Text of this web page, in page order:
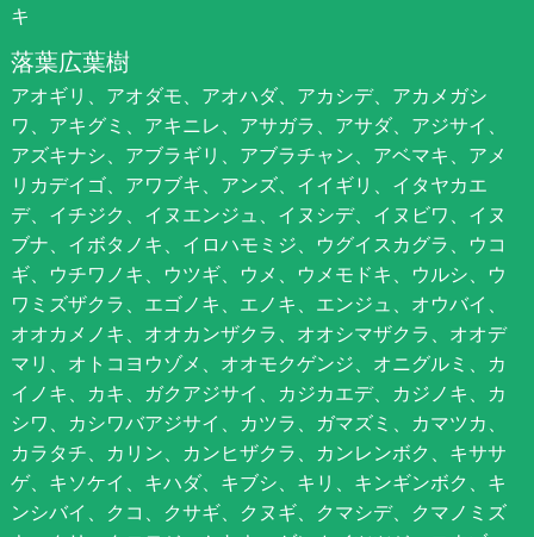
キ
落葉広葉樹
アオギリ、アオダモ、アオハダ、アカシデ、アカメガシ
ワ、アキグミ、アキニレ、アサガラ、アサダ、アジサイ、
アズキナシ、アブラギリ、アブラチャン、アベマキ、アメ
リカデイゴ、アワブキ、アンズ、イイギリ、イタヤカエ
デ、イチジク、イヌエンジュ、イヌシデ、イヌビワ、イヌ
ブナ、イボタノキ、イロハモミジ、ウグイスカグラ、ウコ
ギ、ウチワノキ、ウツギ、ウメ、ウメモドキ、ウルシ、ウ
ワミズザクラ、エゴノキ、エノキ、エンジュ、オウバイ、
オオカメノキ、オオカンザクラ、オオシマザクラ、オオデ
マリ、オトコヨウゾメ、オオモクゲンジ、オニグルミ、カ
イノキ、カキ、ガクアジサイ、カジカエデ、カジノキ、カ
シワ、カシワバアジサイ、カツラ、ガマズミ、カマツカ、
カラタチ、カリン、カンヒザクラ、カンレンボク、キササ
ゲ、キソケイ、キハダ、キブシ、キリ、キンギンボク、キ
ンシバイ、クコ、クサギ、クヌギ、クマシデ、クマノミズ